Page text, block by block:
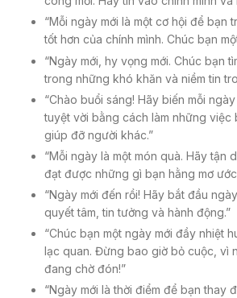
“Mỗi ngày mới là một cơ hội để bạn
tốt hơn của chính mình. Chúc bạn
“Ngày mới, hy vọng mới. Chúc bạn
trong những khó khăn và niềm tin
“Chào buổi sáng! Hãy biến mỗi
tuyệt vời bằng cách làm những việc
giúp đỡ người khác.”
“Mỗi ngày là một món quà. Hãy tận
đạt được những gì bạn hằng mơ
“Ngày mới đến rồi! Hãy bắt đầu
quyết tâm, tin tưởng và hành động.”
“Chúc bạn một ngày mới đầy nhiệt
lạc quan. Đừng bao giờ bỏ cuộc, vì
đang chờ đón!”
“Ngày mới là thời điểm để bạn thay